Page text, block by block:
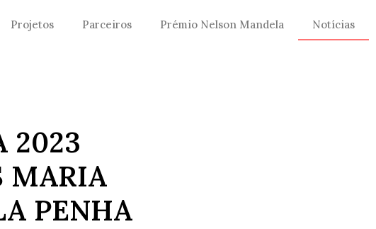
Projetos Parceiros Prémio Nelson Mandela Notícias
2023
MARIA
PENHA